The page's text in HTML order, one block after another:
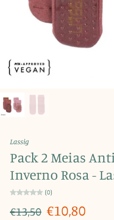
Lassig
Pack 2 Meias
Inverno Rosa -
(0)
€13,50 €10,80